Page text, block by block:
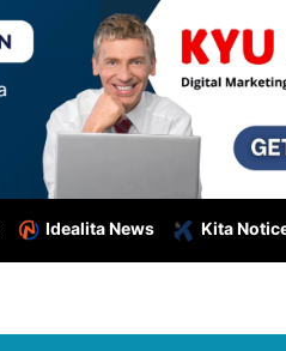
Idealita News Kita